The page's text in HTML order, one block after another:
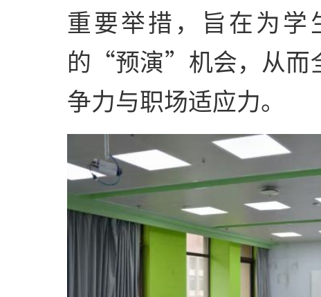
重要举措，旨在为
的“预演”机会，从而
争力与职场适应力。